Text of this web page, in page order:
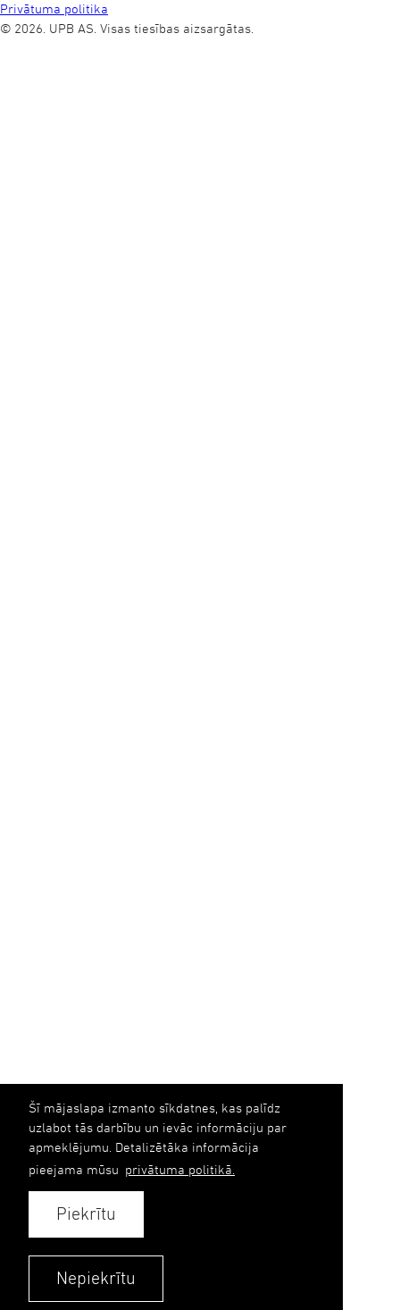
Šī mājaslapa izmanto sīkdatnes, kas palīdz
uzlabot tās darbību un ievāc informāciju par
apmeklējumu. Detalizētāka informācija
pieejama mūsu privātuma politikā.
Nepiekrītu
Piekrītu
Privātuma politika
© 2026. UPB AS. Visas tiesības aizsargātas.